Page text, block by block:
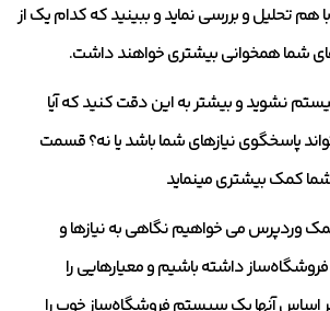
تحلیل و بررسی نماید و ببینید که کدام ‌یک از
شما همخوانی بیشتری خواهند داشت.
نشوید و بیشتر به این دقت کنید که آیا
پاسخگوی نیازهای شما باشد یا نه؟ قسمت
کمک بیشتری مینماید
وردپرس می خواهیم نگاهی به نیازها و
داشته باشیم و معیارهایی را